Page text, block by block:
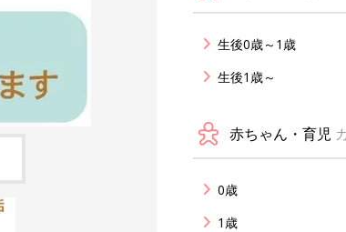
生後0歳～1歳
生後1歳～
赤ちゃん・育児
0歳
1歳